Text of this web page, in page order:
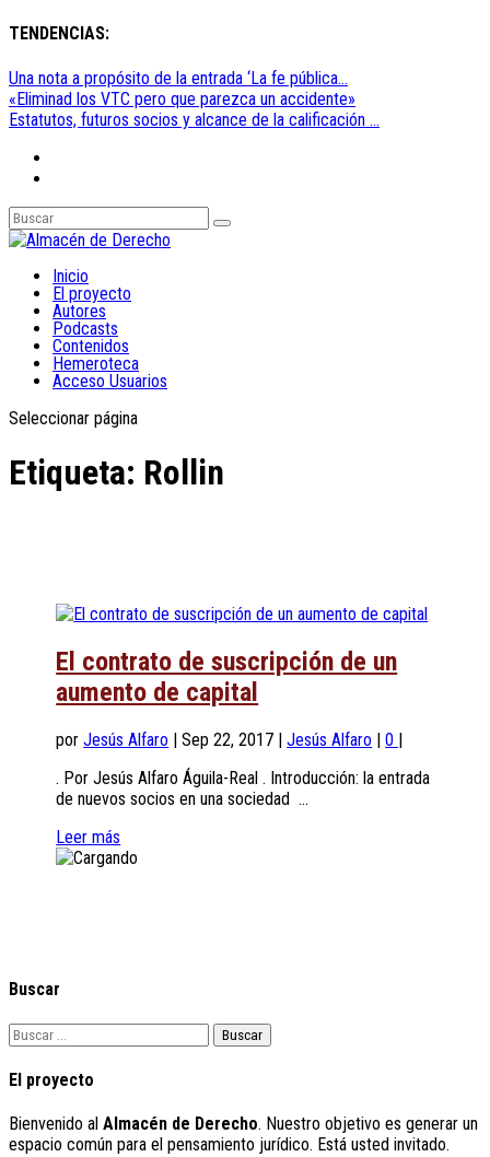
TENDENCIAS:
Una nota a propósito de la entrada ‘La fe pública...
«Eliminad los VTC pero que parezca un accidente»
Estatutos, futuros socios y alcance de la calificación ...
Inicio
El proyecto
Autores
Podcasts
Contenidos
Hemeroteca
Acceso Usuarios
Seleccionar página
Etiqueta: Rollin
El contrato de suscripción de un
aumento de capital
porJesús Alfaro |Sep 22, 2017 |Jesús Alfaro |0
. Por Jesús Alfaro Águila-Real . Introducción: la entrada
de nuevos socios en una sociedad ...
Leer más
Buscar
Buscar:
El proyecto
Bienvenido al Almacén de Derecho. Nuestro objetivo es generar un
espacio común para el pensamiento jurídico. Está usted invitado.